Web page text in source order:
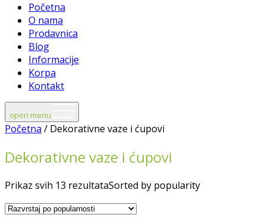
Početna
O nama
Prodavnica
Blog
Informacije
Korpa
Kontakt
open menu
Početna / Dekorativne vaze i ćupovi
Dekorativne vaze i ćupovi
Prikaz svih 13 rezultataSorted by popularity